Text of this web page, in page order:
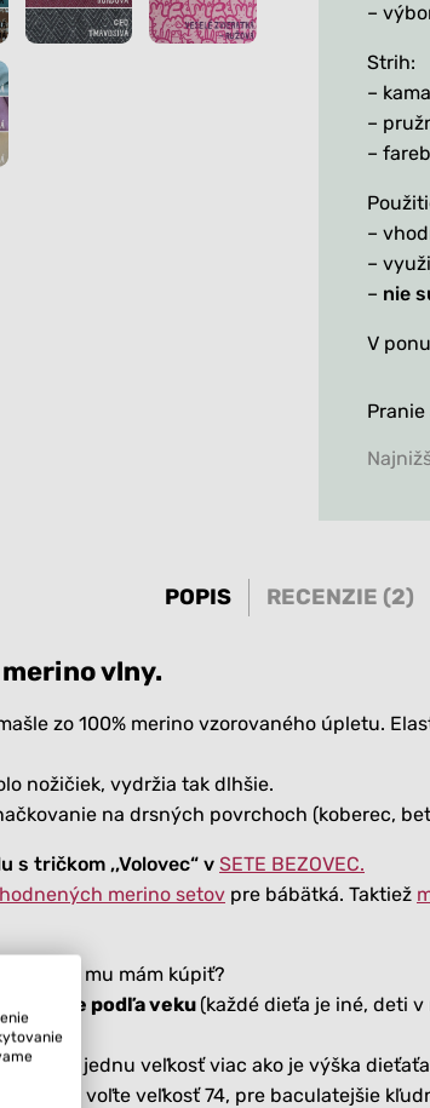
–
Strih:
–
–
–
–
–
– nie
V
POPIS RECENZIE (2)
vlny.
zo 100% merino vzorovaného úpletu.
nožičiek, vydržia tak dlhšie.
na drsných povrchoch (koberec,
s tričkom ,,Volovec“ v SETE BEZOVEC.
merino setov pre bábätká. Taktiež
veľkosť mu mám kúpiť?
nie podľa veku (každé dieťa je iné, deti
o jednu veľkosť viac ako je výška
kľudne voľte veľkosť 74, pre baculatejšie